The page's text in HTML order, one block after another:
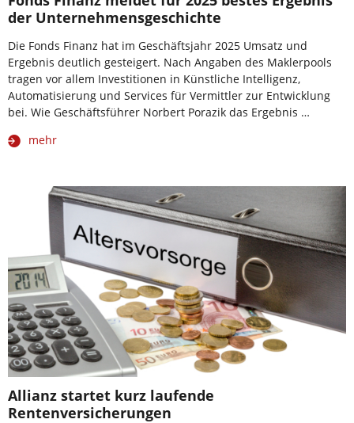
der Unternehmensgeschichte
Die Fonds Finanz hat im Geschäftsjahr 2025 Umsatz und
Ergebnis deutlich gesteigert. Nach Angaben des Maklerpools
tragen vor allem Investitionen in Künstliche Intelligenz,
Automatisierung und Services für Vermittler zur Entwicklung
bei. Wie Geschäftsführer Norbert Porazik das Ergebnis …
mehr
Allianz startet kurz laufende
Rentenversicherungen